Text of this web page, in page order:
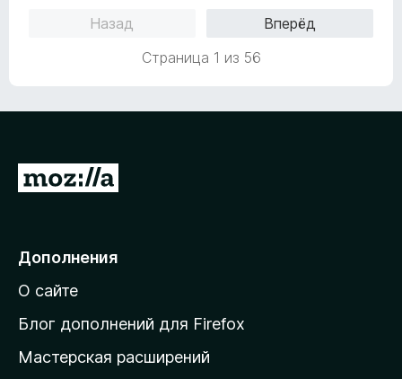
Назад
Вперёд
Страница 1 из 56
П
е
й
т
и
а
Дополнения
О сайте
Блог дополнений для Firefox
Мастерская расширений